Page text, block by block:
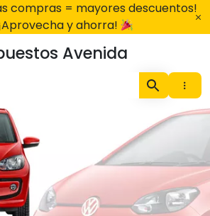
compras = mayores descuentos!
y ahorra!
Avenida